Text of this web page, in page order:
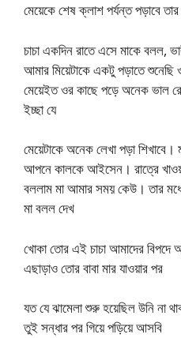
মেয়েকে শেষ ক্লাশ পর্যন্ত পড়াবে
চাচা একদিন রাতে এসে মাকে বলল,
আমার মিয়েটাকে একটু পড়াতে
মেয়েইত ওর কাছে পড়ে অনেক ভাল
ইচ্ছা যে
মেয়েটাকে অনেক লেখা পড়া
আপনে কালকে আইসেন। রাত্রে
বললাম মা আমার সময় কেউ। তার
মা বলল দেখ
খোকা তোর এই চাচা আমাদের বিপদে
এছাড়াও তোর বাবা মার যাওয়ার পর
যত যে ঝামেলা শুরু হয়েছিল উনি না
তুই সন্ধার পর গিয়ে পড়িয়ে আসবি